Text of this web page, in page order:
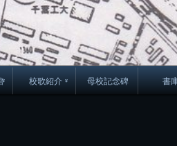
校歌紹介 母校記念碑 書